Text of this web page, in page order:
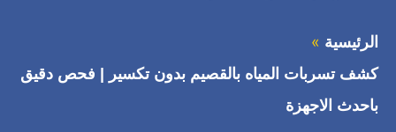
الرئيسية
كشف تسربات المياه بالقصيم بدون تكسير | فحص دقيق
باحدث الاجهزة